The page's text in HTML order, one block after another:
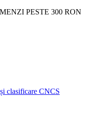
PESTE 300 RON
clasificare CNCS